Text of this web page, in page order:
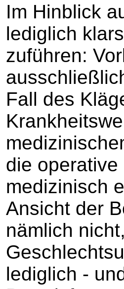
Im Hinblick
lediglich
zuführen:
Fall des
die
medizinisch
Ansicht der
nämlich
lediglich -